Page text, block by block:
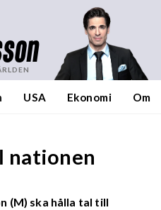
USA Ekonomi Om
nationen
(M) ska hålla tal till